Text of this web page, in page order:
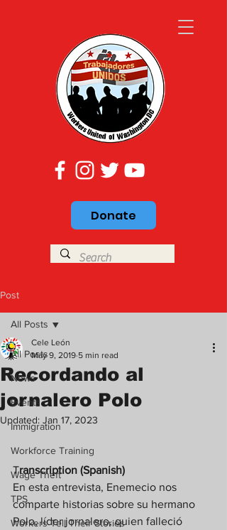
Donate
Post
All Posts
News
Events
Immigration
Workforce Training
Wage Theft
TPS
Workers Tell Their Stories
All Posts
Recordando al
jornalero Polo
Cele León
May 9, 2019 5 min read
Updated: Jan 17, 2023
Transcription (Spanish)
En esta entrevista, Enemecio nos
comparte historias sobre su hermano
Polo, líder jornalero, quien falleció